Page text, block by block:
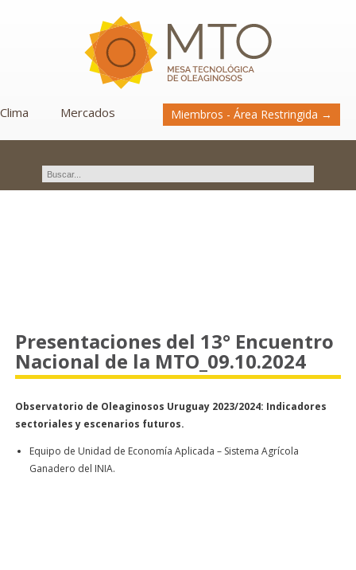
Clima Mercados Miembros - Área Restringida →
Presentaciones del 13° Encuentro
Nacional de la MTO_09.10.2024
Observatorio de Oleaginosos Uruguay 2023/2024: Indicadores
sectoriales y escenarios futuros.
Equipo de Unidad de Economía Aplicada – Sistema Agrícola
Ganadero del INIA.